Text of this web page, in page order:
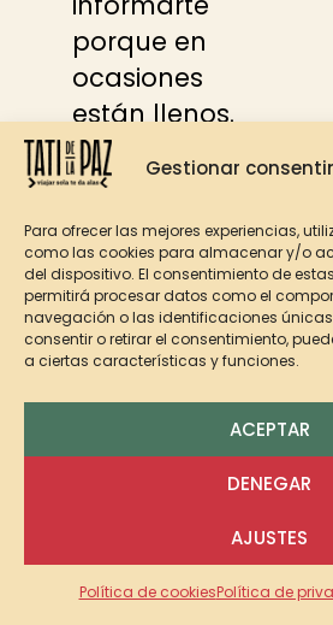
Gestionar
Para ofrecer las mejores experiencias,
como las cookies para almacenar y/o
del dispositivo. El consentimiento de
permitirá procesar datos como el
navegación o las identificaciones únicas
consentir o retirar el consentimiento,
a ciertas características y funciones.
ACEPTAR
DENEGAR
AJUSTES
Política de cookiesPolítica de
porque en
ocasiones
están llenos.
A pesar de
todos estos
inconvenientes,
es un lugar
mágico, que
debes conocer
si eres chica
de paisajes y si
te gusta hacer
fotos. Aparte
muy